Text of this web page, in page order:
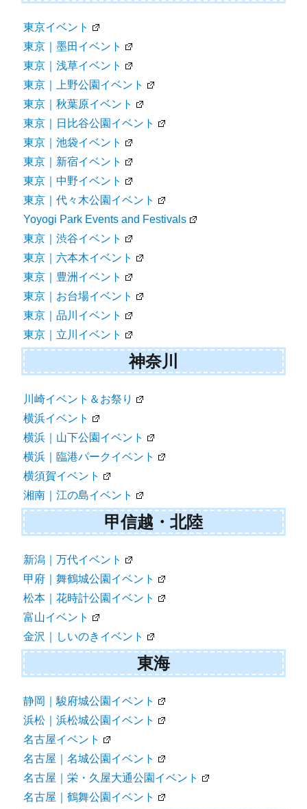
東京イベント
東京｜墨田イベント
東京｜浅草イベント
東京｜上野公園イベント
東京｜秋葉原イベント
東京｜日比谷公園イベント
東京｜池袋イベント
東京｜新宿イベント
東京｜中野イベント
東京｜代々木公園イベント
Yoyogi Park Events and Festivals
東京｜渋谷イベント
東京｜六本木イベント
東京｜豊洲イベント
東京｜お台場イベント
東京｜品川イベント
東京｜立川イベント
神奈川
川崎イベント＆お祭り
横浜イベント
横浜｜山下公園イベント
横浜｜臨港パークイベント
横須賀イベント
湘南｜江の島イベント
甲信越・北陸
新潟｜万代イベント
甲府｜舞鶴城公園イベント
松本｜花時計公園イベント
富山イベント
金沢｜しいのきイベント
東海
静岡｜駿府城公園イベント
浜松｜浜松城公園イベント
名古屋イベント
名古屋｜名城公園イベント
名古屋｜栄・久屋大通公園イベント
名古屋｜鶴舞公園イベント